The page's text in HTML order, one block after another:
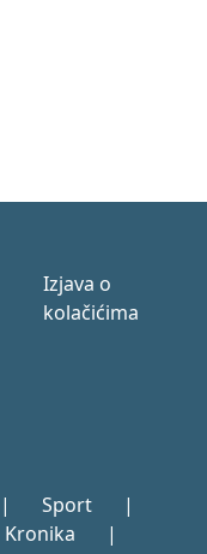
Izjava o
kolačićima
| Sport
|
Kronika
|